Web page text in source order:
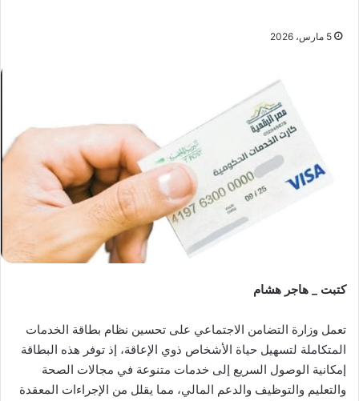
5 مارس، 2026
كتبت _ هاجر هشام
تعمل وزارة التضامن الاجتماعي على تحسين نظام بطاقة الخدمات
المتكاملة لتسهيل حياة الأشخاص ذوي الإعاقة، إذ توفر هذه البطاقة
إمكانية الوصول السريع إلى خدمات متنوعة في مجالات الصحة
والتعليم والتوظيف والدعم المالي، مما يقلل من الإجراءات المعقدة